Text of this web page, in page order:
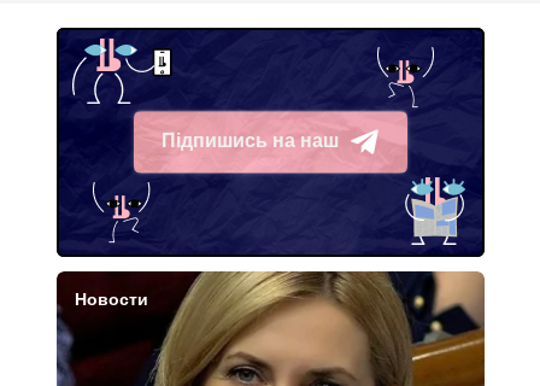
Підпишись на наш
Telegram
Новости